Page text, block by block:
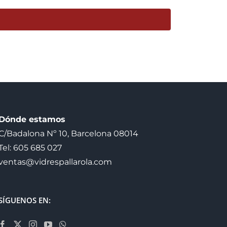
estamos
Badalona Nº 10, Barcelona 08014
605 685 027
EN: